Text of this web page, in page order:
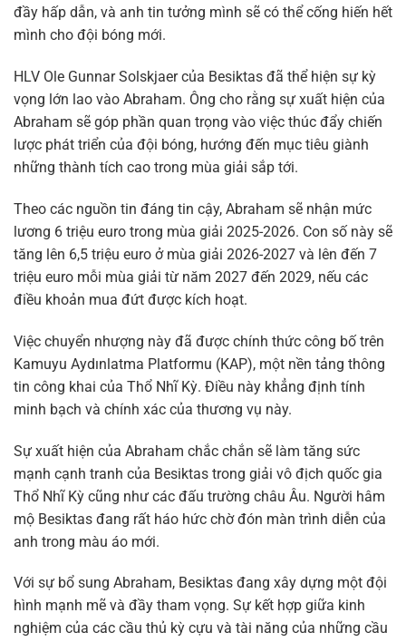
đầy hấp dẫn, và anh tin tưởng mình sẽ có thể cống hiến hết
mình cho đội bóng mới.
HLV Ole Gunnar Solskjaer của Besiktas đã thể hiện sự kỳ
vọng lớn lao vào Abraham. Ông cho rằng sự xuất hiện của
Abraham sẽ góp phần quan trọng vào việc thúc đẩy chiến
lược phát triển của đội bóng, hướng đến mục tiêu giành
những thành tích cao trong mùa giải sắp tới.
Theo các nguồn tin đáng tin cậy, Abraham sẽ nhận mức
lương 6 triệu euro trong mùa giải 2025-2026. Con số này sẽ
tăng lên 6,5 triệu euro ở mùa giải 2026-2027 và lên đến 7
triệu euro mỗi mùa giải từ năm 2027 đến 2029, nếu các
điều khoản mua đứt được kích hoạt.
Việc chuyển nhượng này đã được chính thức công bố trên
Kamuyu Aydınlatma Platformu (KAP), một nền tảng thông
tin công khai của Thổ Nhĩ Kỳ. Điều này khẳng định tính
minh bạch và chính xác của thương vụ này.
Sự xuất hiện của Abraham chắc chắn sẽ làm tăng sức
mạnh cạnh tranh của Besiktas trong giải vô địch quốc gia
Thổ Nhĩ Kỳ cũng như các đấu trường châu Âu. Người hâm
mộ Besiktas đang rất háo hức chờ đón màn trình diễn của
anh trong màu áo mới.
Với sự bổ sung Abraham, Besiktas đang xây dựng một đội
hình mạnh mẽ và đầy tham vọng. Sự kết hợp giữa kinh
nghiệm của các cầu thủ kỳ cựu và tài năng của những cầu